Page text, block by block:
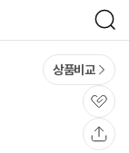
검
색
상품비교
관
심